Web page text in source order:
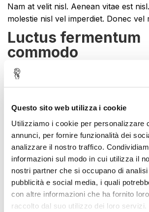
Questo sito web utilizza i cookie
Utilizziamo i cookie per personalizzare
annunci, per fornire funzionalità dei
analizzare il nostro traffico.
informazioni sul modo in cui utilizza il
nostri partner che si occupano di
pubblicità e social media, i quali
con altre informazioni che ha fornito
raccolto dal suo utilizzo dei loro servizi.
Nam at velit nisl. Aenean vitae est
molestie nisl vel imperdiet. Donec vel
Luctus fermentum
commodo
Nulla sed mi leo, sit amet molestie
lobortis blandit ipsum, at adipiscing
Phasellus in nisi ipsum, quis dapibus
Pellentesque eu ipsum et quam
vitae ut ligula. Ut luctus fermentum
eget justo turpis, eget fringilla mi.
mi vel tristique. Maecenas eu lorem
dapibus cursus id sit amet nisi. Proin
sem nec aliquet.